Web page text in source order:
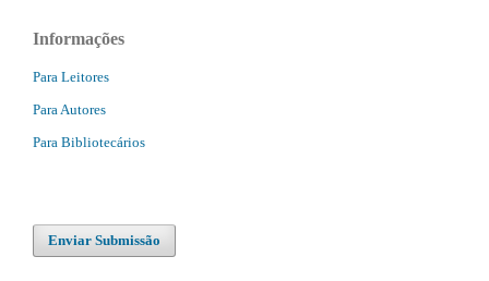
Informações
Para Leitores
Para Autores
Para Bibliotecários
Enviar Submissão